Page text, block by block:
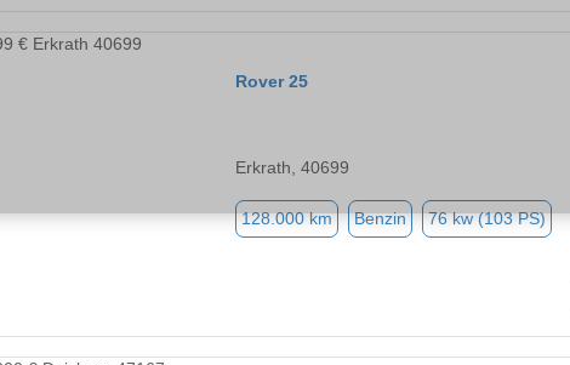
Rover 25
Erkrath, 40699
128.000 km Benzin 76 kw (103 PS)